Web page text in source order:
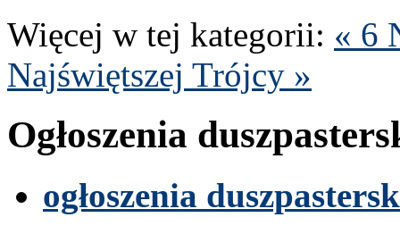
Więcej w tej kat­e­gorii: « 6
Najświęt­szej Trójcy »
Ogłoszenia
ogłoszenia